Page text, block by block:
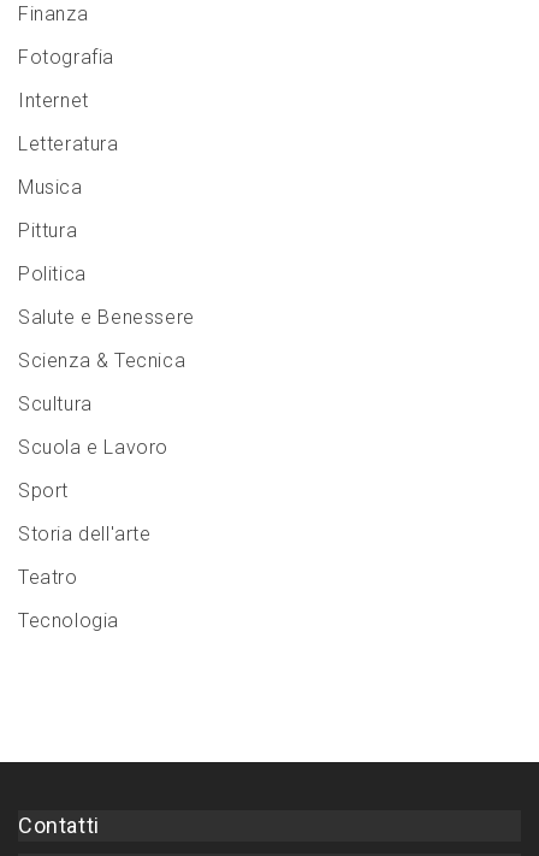
Finanza
Fotografia
Internet
Letteratura
Musica
Pittura
Politica
Salute e Benessere
Scienza & Tecnica
Scultura
Scuola e Lavoro
Sport
Storia dell'arte
Teatro
Tecnologia
Contatti